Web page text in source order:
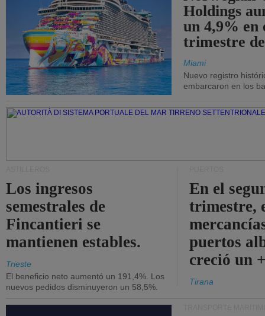
Holdings
un 4,9% en
trimestre
Miami
Nuevo registro
embarcaron en los
Los ingresos
semestrales de
Fincantieri se
mantienen estables.
Trieste
El beneficio neto aumentó un 191,4%. Los
nuevos pedidos disminuyeron un 58,5%.
En el
trimestre,
puertos
creció un
Tirana